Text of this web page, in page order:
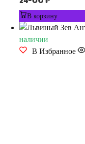
В корзину
наличии
В Избранное